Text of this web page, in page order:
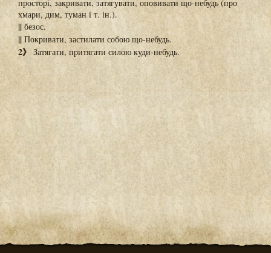
просторі, закривати, затягувати, оповивати що-небудь (про
хмари, дим, туман і т. ін.).
|| безос.
||Покривати, застилати собою що-небудь.
2》 Затягати, притягати силою куди-небудь.